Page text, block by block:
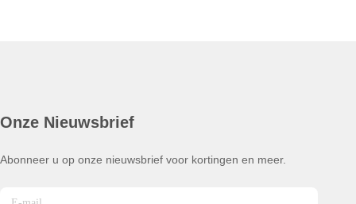
Onze Nieuwsbrief
Abonneer u op onze nieuwsbrief voor kortingen en meer.